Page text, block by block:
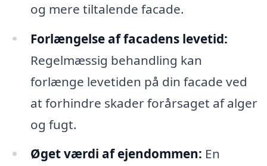
og mere tiltalende facade.
Forlængelse af facadens levetid:
Regelmæssig behandling kan
forlænge levetiden på din facade ved
at forhindre skader forårsaget af alger
og fugt.
Øget værdi af ejendommen: En